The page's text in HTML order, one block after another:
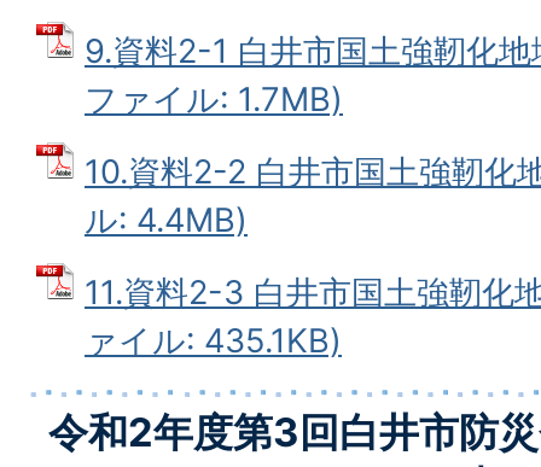
9.資料2-1 白井市国土強靭化
ファイル: 1.7MB)
10.資料2-2 白井市国土強靭化
ル: 4.4MB)
11.資料2-3 白井市国土強靭化
ァイル: 435.1KB)
令和2年度第3回白井市防